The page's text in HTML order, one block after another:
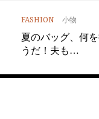
FASHION 小物
夏のバッグ、何
うだ！夫も…